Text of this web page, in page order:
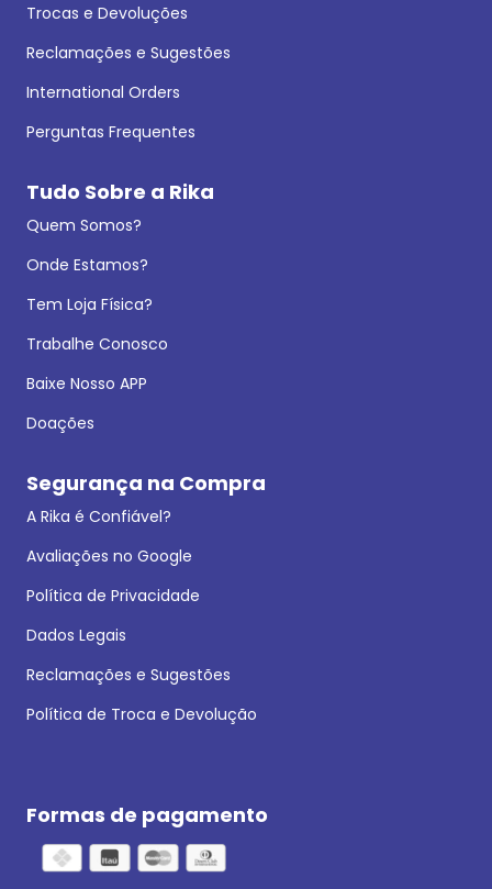
Trocas e Devoluções
Reclamações e Sugestões
International Orders
Perguntas Frequentes
Tudo Sobre a Rika
Quem Somos?
Onde Estamos?
Tem Loja Física?
Trabalhe Conosco
Baixe Nosso APP
Doações
Segurança na Compra
A Rika é Confiável?
Avaliações no Google
Política de Privacidade
Dados Legais
Reclamações e Sugestões
Política de Troca e Devolução
Formas de pagamento